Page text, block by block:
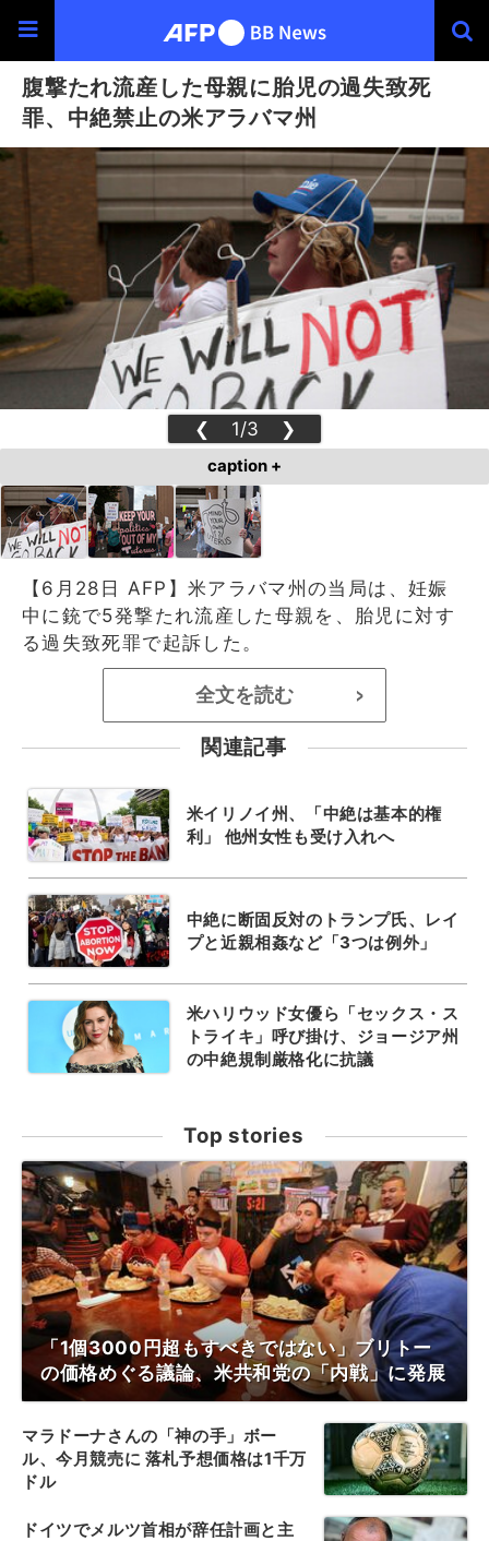
腹撃たれ流産した母親に胎児の過失致死
罪、中絶禁止の米アラバマ州
❮ 1/3 ❯
caption +
【6月28日 AFP】米アラバマ州の当局は、妊娠
中に銃で5発撃たれ流産した母親を、胎児に対す
る過失致死罪で起訴した。
全文を読む >
関連記事
米イリノイ州、「中絶は基本的権
利」 他州女性も受け入れへ
中絶に断固反対のトランプ氏、レイ
プと近親相姦など「3つは例外」
米ハリウッド女優ら「セックス・ス
トライキ」呼び掛け、ジョージア州
の中絶規制厳格化に抗議
Top stories
「1個3000円超もすべきではない」ブリトー
の価格めぐる議論、米共和党の「内戦」に発展
マラドーナさんの「神の手」ボー
ル、今月競売に 落札予想価格は1千万
ドル
ドイツでメルツ首相が辞任計画と主